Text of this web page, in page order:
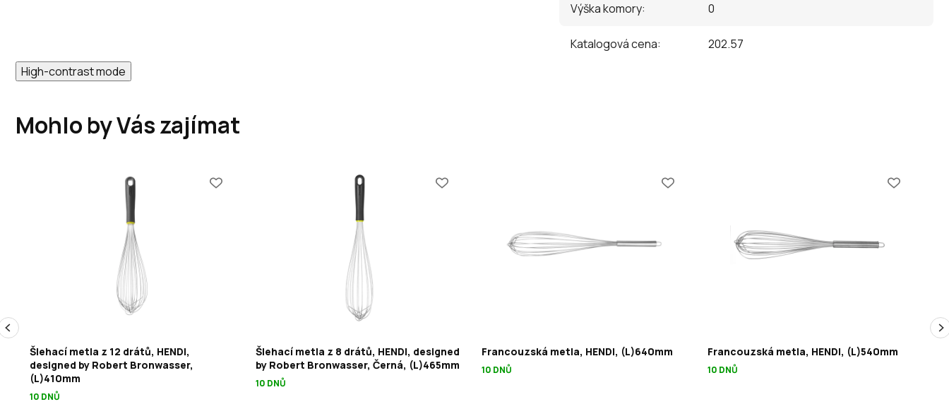
Výška komory: 0
Katalogová cena:
202.57
High-contrast mode
Mohlo by Vás zajímat
Šlehací metla z 12 drátů, HENDI,
designed by Robert Bronwasser,
(L)410mm
10 DNŮ
Šlehací metla z 8 drátů, HENDI, designed
by Robert Bronwasser, Černá, (L)465mm
10 DNŮ
Francouzská metla, HENDI, (L)640mm
10 DNŮ
Francouzská metla, HENDI, (L)540mm
10 DNŮ